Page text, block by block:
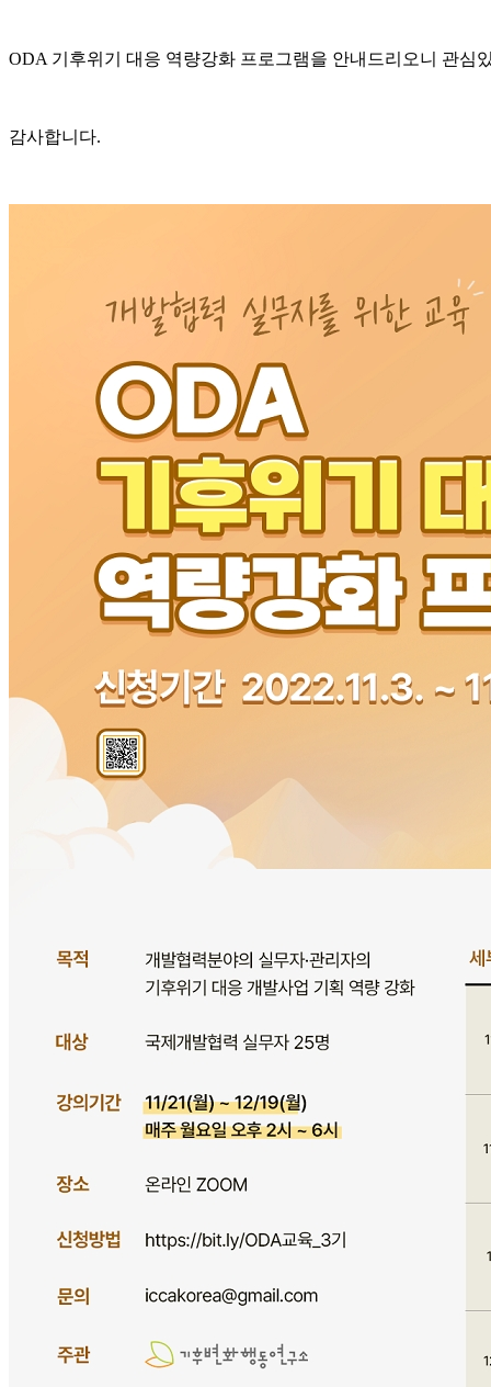
ODA 기후위기 대응 역량강화 프로그램을 안내드리오니 관심
감사합니다.